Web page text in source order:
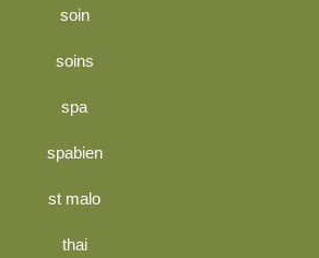
soin
soins
spa
spabien
st malo
thai